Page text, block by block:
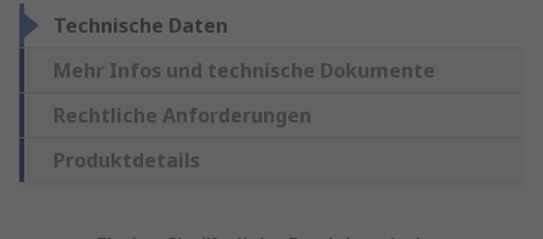
Technische Daten
Mehr Infos und technische Dokumente
Rechtliche Anforderungen
Produktdetails